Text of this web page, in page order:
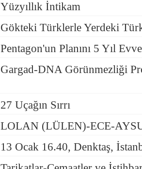
Yüzyıllık İntikam
Gökteki Türklerle Yerdeki
Pentagon'un Planını 5 Yıl
Gargad-DNA Görünmezliği
27 Uçağın Sırrı
LOLAN (LÜLEN)-ECE-
13 Ocak 16.40, Denktaş,